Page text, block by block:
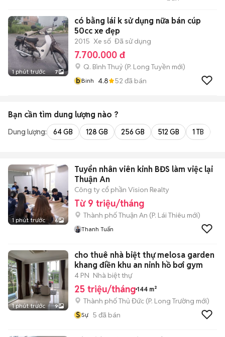
1 phút trước 7
có bằng lái k sử dụng nữa bán cúp
50cc xe đẹp
2015 Xe số Đã sử dụng
7.700.000 đ
Q. Bình Thuỷ (P. Long Tuyền mới)
bBinh 4.8 52 đã bán
Bạn cần tìm dung lượng nào ?
Dung lượng: 64 GB 128 GB 256 GB 512 GB 1 TB
1 phút trước 6
Tuyển nhân viên kinh BĐS làm việc lại
Thuận An
Công ty cổ phần Vision Realty
Từ 9 triệu/tháng
Thành phố Thuận An (P. Lái Thiêu mới)
Thanh Tuấn
1 phút trước 9
cho thuê nhà biệt thự melosa garden
khang điền khu an ninh hồ bơi gym
4 PN Nhà biệt thự
25 triệu/tháng 144 m²
Thành phố Thủ Đức (P. Long Trường mới)
S Sự 5 đã bán